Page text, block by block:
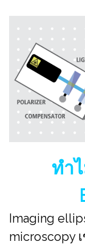
ทำ
Imaging
microscopy